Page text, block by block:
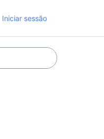
Iniciar sessão